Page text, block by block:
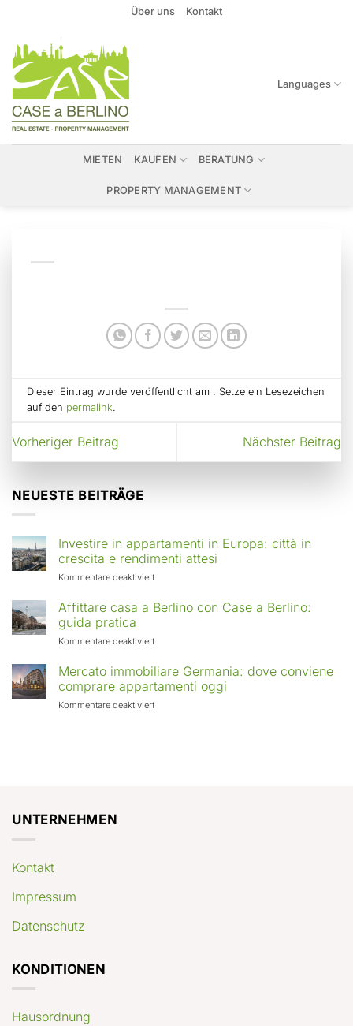
springen
Über uns Kontakt
Languages
MIETEN KAUFEN BERATUNG
PROPERTY MANAGEMENT
Dieser Eintrag wurde veröffentlicht am . Setze ein Lesezeichen
auf den permalink.
Vorheriger Beitrag Nächster Beitrag
NEUESTE BEITRÄGE
Investire in appartamenti in Europa: città in
crescita e rendimenti attesi
Kommentare deaktiviertfür
in
Europa:
in
crescita
rendimenti
Affittare casa a Berlino con Case a Berlino:
guida pratica
Kommentare deaktiviertfür
casa
a
Berlino
con
Mercato immobiliare Germania: dove conviene
comprare appartamenti oggi
Kommentare deaktiviertfür
UNTERNEHMEN
Kontakt
Impressum
Datenschutz
KONDITIONEN
Hausordnung